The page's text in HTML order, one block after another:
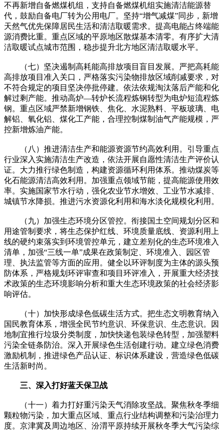
不再新增自备燃煤机组，支持自备燃煤机组实施清洁能源替
代，鼓励自备电厂转为公用电厂。坚持“增气减煤”同步，新增
天然气优先保障居民生活和清洁取暖需求。提高电能占终端能
源消费比重。重点区域的平原地区散煤基本清零。有序扩大清
洁取暖试点城市范围，稳步提升北方地区清洁取暖水平。
（七）坚决遏制高耗能高排放项目盲目发展。严把高耗能
高排放项目准入关口，严格落实污染物排放区域削减要求，对
不符合规定的项目坚决停批停建。依法依规淘汰落后产能和化
解过剩产能。推动高炉—转炉长流程炼钢转型为电炉短流程炼
钢。重点区域严禁新增钢铁、焦化、水泥熟料、平板玻璃、电
解铝、氧化铝、煤化工产能，合理控制煤制油气产能规模，严
控新增炼油产能。
（八）推进清洁生产和能源资源节约高效利用。引导重点
行业深入实施清洁生产改造，依法开展自愿性清洁生产评价认
证。大力推行绿色制造，构建资源循环利用体系。推动煤炭等
化石能源清洁高效利用。加强重点领域节能，提高能源使用效
率。实施国家节水行动，强化农业节水增效、工业节水减排、
城镇节水降损。推进污水资源化利用和海水淡化规模化利用。
（九）加强生态环境分区管控。衔接国土空间规划分区和
用途管制要求，将生态保护红线、环境质量底线、资源利用上
线的硬约束落实到环境管控单元，建立差别化的生态环境准入
清单，加强“三线一单”成果在政策制定、环境准入、园区管
理、执法监管等方面的应用。健全以环评制度为主体的源头预
防体系，严格规划环评审查和项目环评准入，开展重大经济技
术政策的生态环境影响分析和重大生态环境政策的社会经济影
响评估。
（十）加快形成绿色低碳生活方式。把生态文明教育纳入
国民教育体系，增强全民节约意识、环保意识、生态意识。因
地制宜推行垃圾分类制度，加快快递包装绿色转型，加强塑料
污染全链条防治。深入开展绿色生活创建行动。建立绿色消费
激励机制，推进绿色产品认证、标识体系建设，营造绿色低碳
生活新时尚。
三、深入打好蓝天保卫战
（十一）着力打好重污染天气消除攻坚战。聚焦秋冬季细
颗粒物污染，加大重点区域、重点行业结构调整和污染治理力
度。京津冀及周边地区、汾渭平原持续开展秋冬季大气污染综